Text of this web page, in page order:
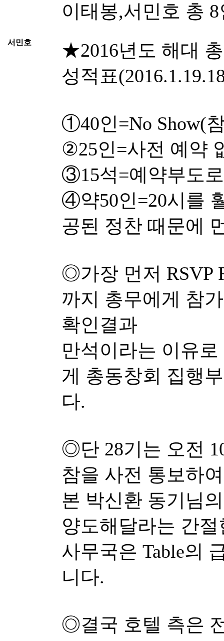
이태봉,서민호 총 8
서민호
★2016년도 해대
성적표
①40인=No Show(
②25인=사전 예약
③15석=예약부도
④약50인=20시를
공된 정찬 때문에
◎가장 먼저 RSVP
까지 총무에게 참
확인결과
만석이라는 이유
게 총동창회 집행
다.
◎단 28기는 오전
참을 사전 통보하
본 박신환 동기님
양도해달라는 간
사무국은 Table의
니다.
◎결국 호텔 측은